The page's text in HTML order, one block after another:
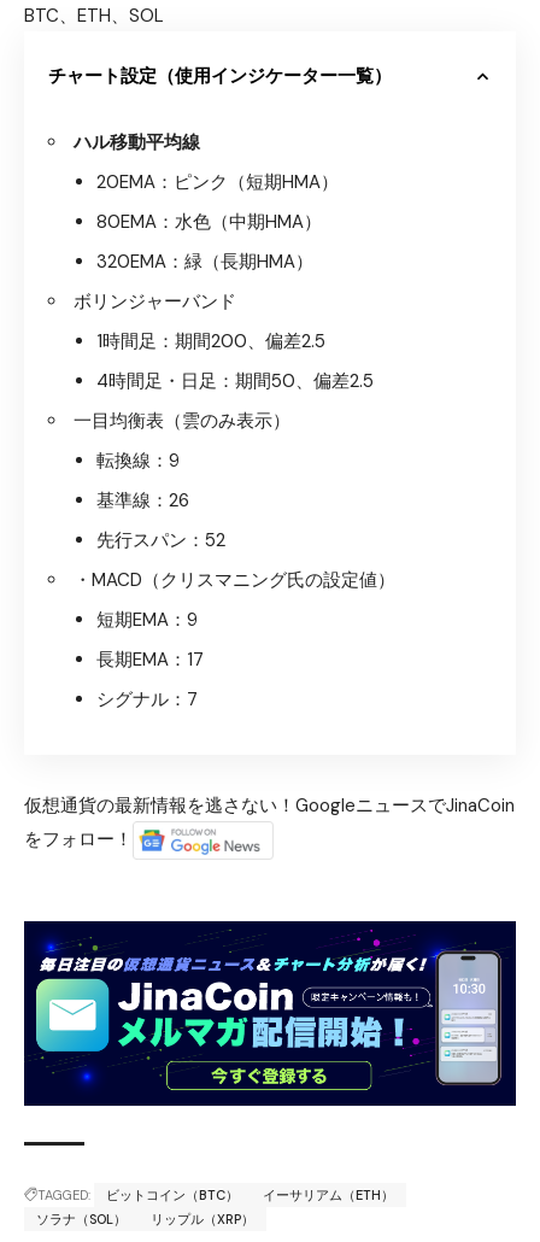
BTC、ETH、SOL
チャート設定（使用インジケーター一覧）
ハル移動平均線
20EMA：ピンク（短期HMA）
80EMA：水色（中期HMA）
320EMA：緑（長期HMA）
ボリンジャーバンド
1時間足：期間200、偏差2.5
4時間足・日足：期間50、偏差2.5
一目均衡表（雲のみ表示）
転換線：9
基準線：26
先行スパン：52
・MACD（クリスマニング氏の設定値）
短期EMA：9
長期EMA：17
シグナル：7
仮想通貨の最新情報を逃さない！GoogleニュースでJinaCoin
をフォロー！
TAGGED: ビットコイン（BTC）
イーサリアム（ETH）
ソラナ（SOL）
リップル（XRP）